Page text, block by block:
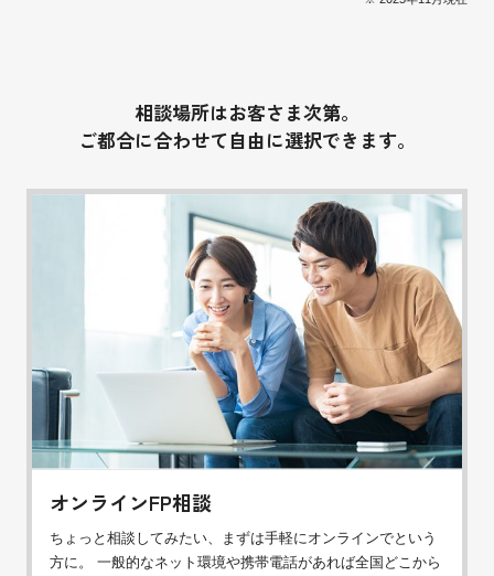
相談場所はお客さま次第。
ご都合に合わせて自由に選択できます。
オンラインFP相談
ちょっと相談してみたい、まずは手軽にオンラインでという
方に。 一般的なネット環境や携帯電話があれば全国どこから